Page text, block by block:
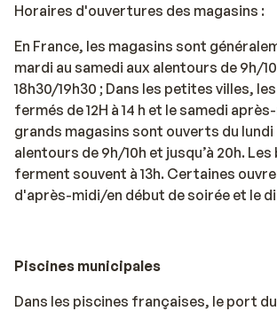
Horaires d'ouvertures des magasins :
En France, les magasins sont
mardi au samedi aux alentours de 9h/
18h30/19h30 ; Dans les petites villes,
fermés de 12H à 14 h et le samedi
grands magasins sont ouverts du lundi
alentours de 9h/10h et jusqu’à 20h.
ferment souvent à 13h. Certaines
d'après-midi/en début de soirée et le
Piscines municipales
Dans les piscines françaises, le port